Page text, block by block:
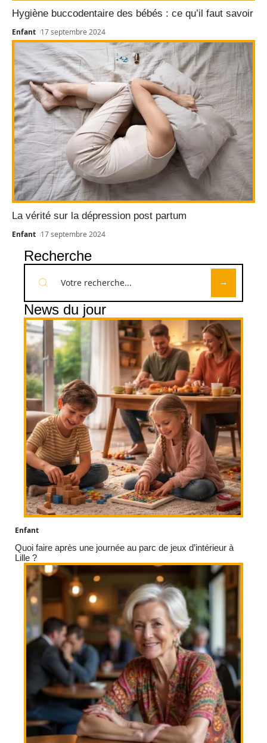
Hygiène buccodentaire des bébés : ce qu’il faut savoir
Enfant 17 septembre 2024
La vérité sur la dépression post partum
Enfant 17 septembre 2024
Recherche
News du jour
Enfant
Quoi faire après une journée au parc de jeux d’intérieur à
Lille ?